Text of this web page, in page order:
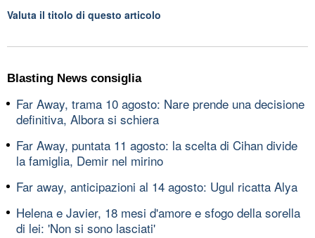
Valuta il titolo di questo articolo
Blasting News consiglia
Far Away, trama 10 agosto: Nare prende una decisione
definitiva, Albora si schiera
Far Away, puntata 11 agosto: la scelta di Cihan divide
la famiglia, Demir nel mirino
Far away, anticipazioni al 14 agosto: Ugul ricatta Alya
Helena e Javier, 18 mesi d'amore e sfogo della sorella
di lei: 'Non si sono lasciati'